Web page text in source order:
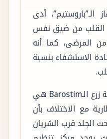
أدى
من ضيق نفس
لدى 82% من المرضى، كما أنه
الاستشفاء بنسبة
تجدر الإشارة إلى أن عملية زرع الـBarostim هي
مع الاختلاف بأن
الجلد قرب الشريان